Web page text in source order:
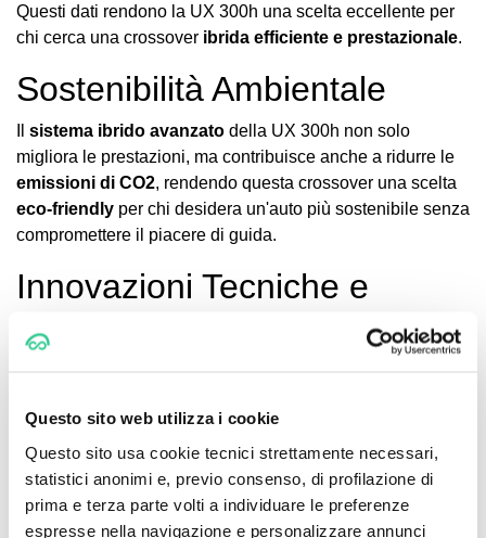
Questo sito web utilizza i cookie
Questo sito usa cookie tecnici strettamente necessari,
statistici anonimi e, previo consenso, di profilazione di
prima e terza parte volti a individuare le preferenze
espresse nella navigazione e personalizzare annunci
Questi dati rendono la UX 300h una scelta eccellente per
chi cerca una crossover ibrida efficiente e prestazionale.
Sostenibilità Ambientale
sistema ibrido avanzato della UX 300h non solo
migliora le prestazioni, ma contribuisce anche a ridurre le
emissioni di CO2, rendendo questa crossover una scelta
eco-friendly per chi desidera un'auto più sostenibile senza
compromettere il piacere di guida.
Innovazioni Tecniche e
Sicurezza
La rigidità del telaio è stata aumentata grazie a un
anteriore. La versioneF Sport è dotata disospensioni
adattive, che miglioranostabilità e controllodel veicolo
anche alle alte velocità.